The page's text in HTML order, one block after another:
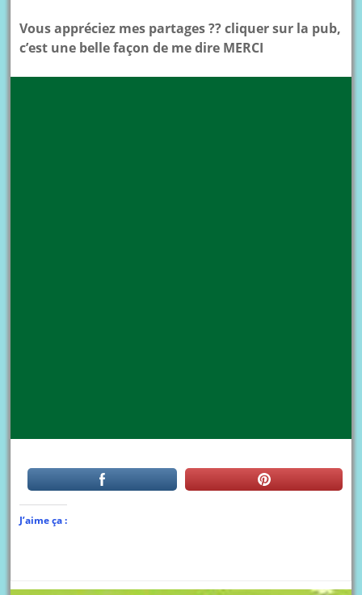
Vous appréciez mes partages ?? cliquer sur la pub,
c’est une belle façon de me dire MERCI
J’aime ça :